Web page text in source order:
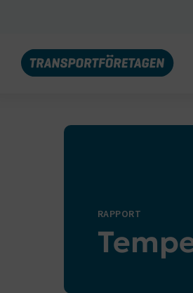
RAPPORT